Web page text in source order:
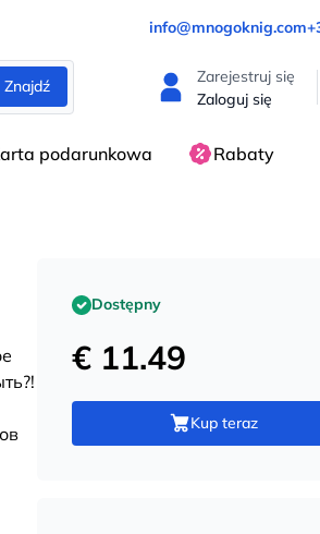
info@mnogoknig.com
Znajdź
Zarejestruj się
Zaloguj się
podarunkowa Rabaty
Dostępny
€ 11.49
Kup teraz